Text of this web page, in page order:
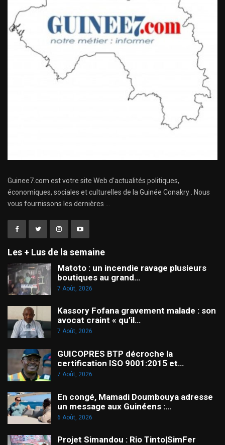
Guinee7.com est votre site Web d'actualités politiques,
économiques, sociales et culturelles de la Guinée Conakry . Nous
vous fournissons les dernières ...
Les + Lus de la semaine
Matoto : un incendie ravage plusieurs
boutiques au grand…
7 Août, 2026
Kassory Fofana gravement malade : son
avocat craint « qu’il…
7 Août, 2026
GUICOPRES BTP décroche la
certification ISO 9001:2015 et…
7 Août, 2026
En congé, Mamadi Doumbouya adresse
un message aux Guinéens :…
6 Août, 2026
Projet Simandou : Rio Tinto|SimFer